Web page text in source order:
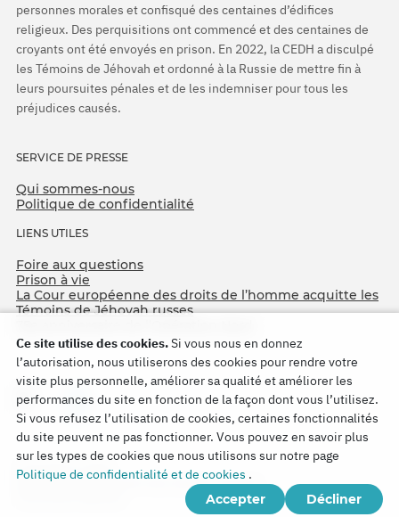
personnes morales et confisqué des centaines d’édifices
religieux. Des perquisitions ont commencé et des centaines de
croyants ont été envoyés en prison. En 2022, la CEDH a disculpé
les Témoins de Jéhovah et ordonné à la Russie de mettre fin à
leurs poursuites pénales et de les indemniser pour tous les
préjudices causés.
SERVICE DE PRESSE
Qui sommes-nous
Politique de confidentialité
LIENS UTILES
Foire aux questions
Prison à vie
La Cour européenne des droits de l’homme acquitte les
Témoins de Jéhovah russes
Copyright © 2026
Watch Tower Bible and Tract Society of Korea.
Ce site utilise des cookies.Si vous nous en donnez
l’autorisation, nous utiliserons des cookies pour rendre votre
visite plus personnelle, améliorer sa qualité et améliorer les
performances du site en fonction de la façon dont vous l’utilisez.
Si vous refusez l’utilisation de cookies, certaines fonctionnalités
du site peuvent ne pas fonctionner. Vous pouvez en savoir plus
sur les types de cookies que nous utilisons sur notre page
Politique de confidentialité et de cookies .
Accepter
Décliner